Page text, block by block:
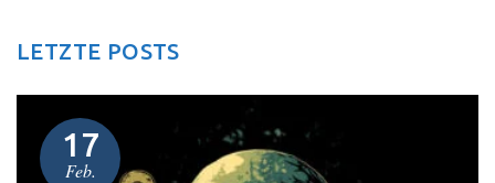
LETZTE POSTS
17
Feb.